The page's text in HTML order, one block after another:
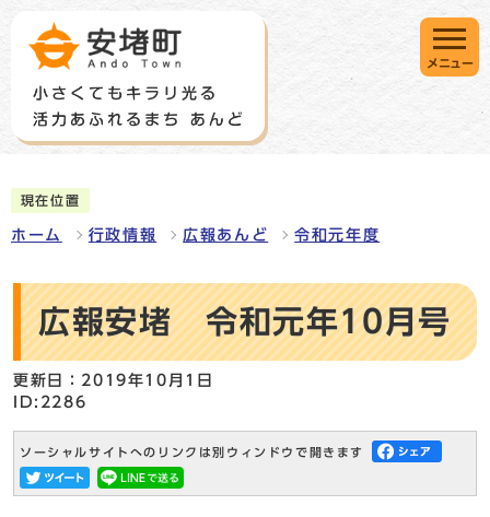
メニュー
現在位置
ホーム 行政情報 広報あんど 令和元年度
広報安堵 令和元年10月号
更新日：2019年10月1日
ID:2286
ソーシャルサイトへのリンクは別ウィンドウで開きます